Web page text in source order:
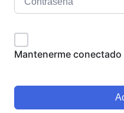
Mantenerme conectado